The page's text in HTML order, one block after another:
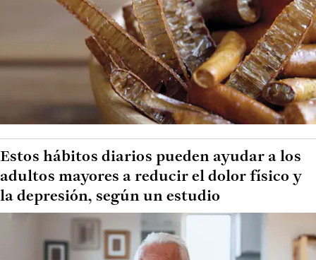
Estos hábitos diarios pueden ayudar a los
adultos mayores a reducir el dolor físico y
la depresión, según un estudio